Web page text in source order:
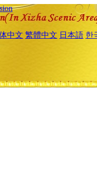
中文 繁體中文 日本語 한